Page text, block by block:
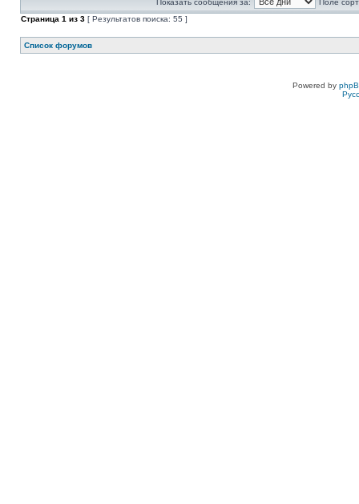
Показать сообщения за:
Поле
Страница 1 из 3 [ Результатов поиска: 55 ]
Список форумов
Powered by